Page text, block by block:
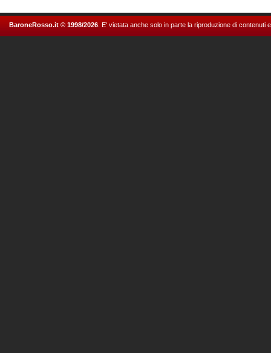
BaroneRosso.it © 1998/2026 . E' vietata anche solo in parte la riproduzione di contenuti